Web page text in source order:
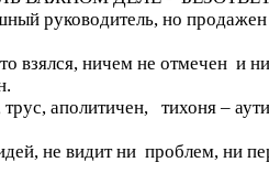
руководитель, но
взялся, ничем не отмечен и
аполитичен, тихоня –
не видит ни проблем, ни